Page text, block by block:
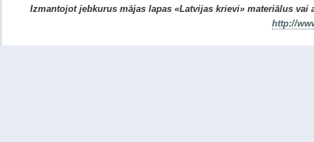
Izmantojot jebkurus mājas lapas «Latvijas krievi» materiālus
http://